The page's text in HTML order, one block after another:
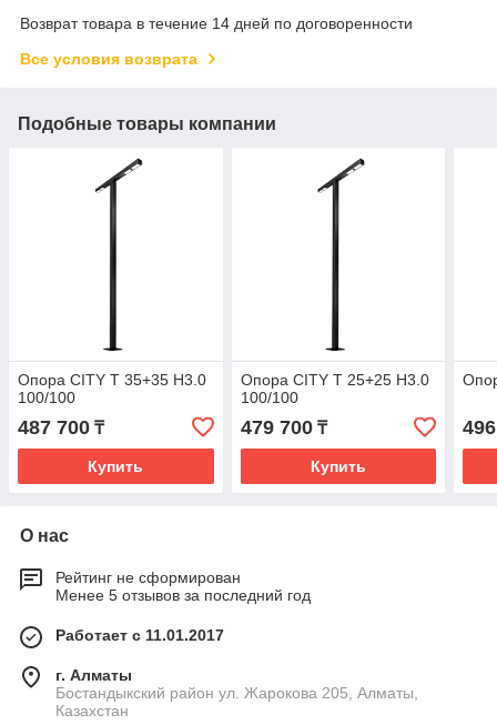
Возврат товара в течение 14 дней по договоренности
Все условия возврата
Подобные товары компании
Опора CITY T 35+35 H3.0
100/100
487 700 ₸
Купить
Опора CITY T 25+25 H3.0
100/100
479 700₸
Купить
О нас
Рейтинг не сформирован
Менее 5 отзывов за последний год
Работает с 11.01.2017
г. Алматы
Бостандыкский район ул. Жарокова 205, Алматы,
Казахстан